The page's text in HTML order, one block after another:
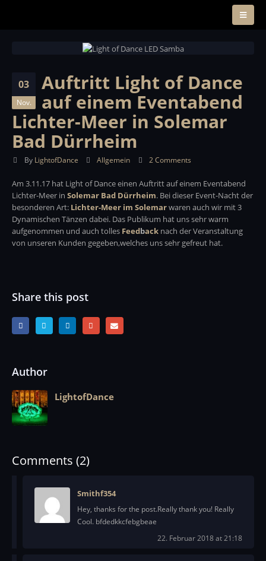
03
Nov.
Auftritt Light of Dance
auf einem Eventabend
Lichter-Meer in Solemar
Bad Dürrheim
By LightofDance Allgemein 2 Comments
Am 3.11.17 hat Light of Dance einen Auftritt auf einem Eventabend
Lichter-Meer in Solemar Bad Dürrheim. Bei dieser Event-Nacht der
besonderen Art: Lichter-Meer im Solemarwaren auch wir mit 3
Dynamischen Tänzen dabei. Das Publikum hat uns sehr warm
aufgenommen und auch tolles Feedback nach der Veranstaltung
von unseren Kunden gegeben,welches uns sehr gefreut hat.
Share this post
Author
LightofDance
Comments (2)
Smithf354
Hey, thanks for the post.Really thank you! Really
Cool. bfdedkkcfebgbeae
22. Februar 2018 at 21:18